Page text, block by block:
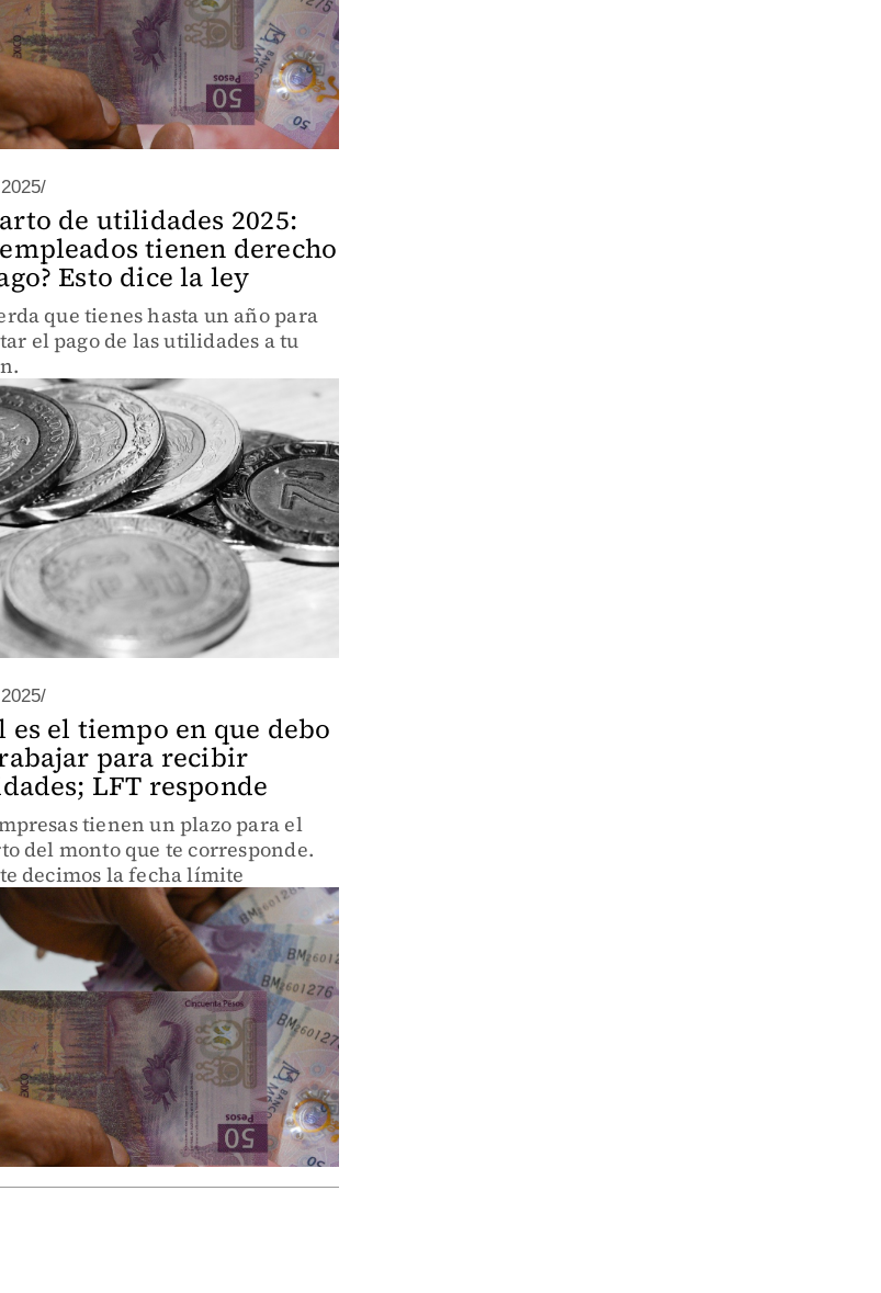
de utilidades 2025:
tienen derecho
Esto dice la ley
que tienes hasta un año para
el pago de las utilidades a tu
es el tiempo en que debo
para recibir
LFT responde
tienen un plazo para el
del monto que te corresponde.
decimos la fecha límite